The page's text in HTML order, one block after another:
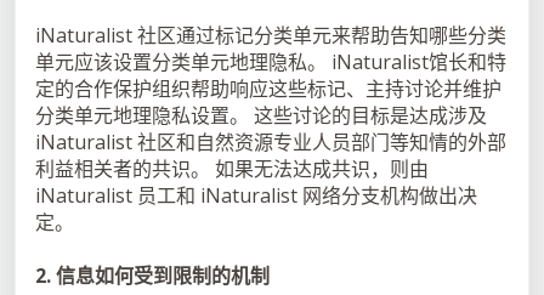
iNaturalist 社区通过标记分类单元来帮助告知哪些分类
单元应该设置分类单元地理隐私。 iNaturalist馆长和特
定的合作保护组织帮助响应这些标记、主持讨论并维护
分类单元地理隐私设置。 这些讨论的目标是达成涉及
iNaturalist 社区和自然资源专业人员部门等知情的外部
利益相关者的共识。 如果无法达成共识，则由
iNaturalist 员工和 iNaturalist 网络分支机构做出决
定。
2. 信息如何受到限制的机制